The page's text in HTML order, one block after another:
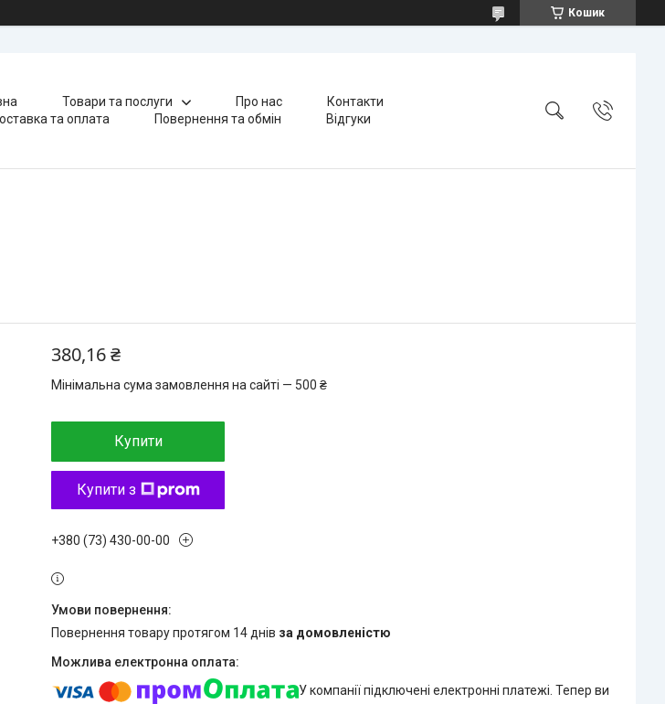
Кошик
Товари та послуги Про нас
Контакти
та оплата
Повернення та обмін Відгуки
380,16 ₴
Мінімальна сума замовлення на сайті — 500 ₴
Купити
Купити з
+380 (73) 430-00-00
повернення товару протягом 14 днів за домовленістю
У компанії підключені електронні платежі. Тепер ви